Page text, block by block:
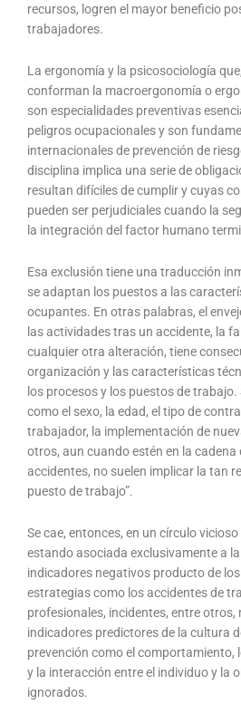
recursos, logren el mayor beneficio
trabajadores.
La ergonomía y la psicosociología
conforman la macroergonomía o
son especialidades preventivas
peligros ocupacionales y son
internacionales de prevención de
disciplina implica una serie de
resultan difíciles de cumplir y cuyas
pueden ser perjudiciales cuando la
la integración del factor humano
Esa exclusión tiene una traducción
se adaptan los puestos a las
ocupantes. En otras palabras, el
las actividades tras un accidente, la
cualquier otra alteración, tiene
organización y las características
los procesos y los puestos de
como el sexo, la edad, el tipo de
trabajador, la implementación de
otros, aun cuando estén en la cadena
accidentes, no suelen implicar la tan
puesto de trabajo”.
Se cae, entonces, en un círculo
estando asociada exclusivamente a
indicadores negativos producto de
estrategias como los accidentes de
profesionales, incidentes, entre otros,
indicadores predictores de la cultura
prevención como el comportamiento,
y la interacción entre el individuo y la
ignorados.